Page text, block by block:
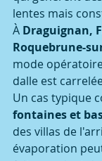
lentes mais
À Draguignan,
Roquebrune-
mode
dalle est
Un cas typique
fontaines et
des villas de
évaporation